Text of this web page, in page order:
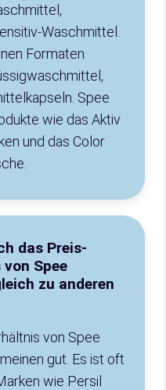
Waschmittel.
Formaten
Spee
wie das Aktiv
und das Color
das Preis-
Spee
zu anderen
von Spee
gut. Es ist oft
wie Persil